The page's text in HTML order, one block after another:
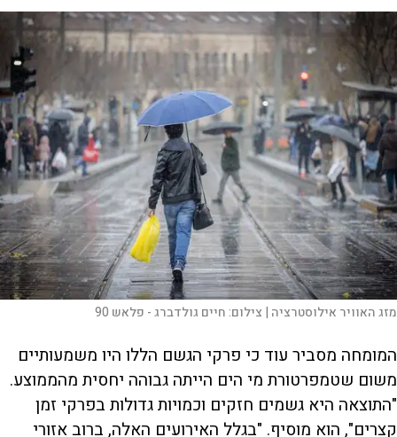
מזג האוויר אילוסטרציה | צילום:חיים גולדברג - פלאש 90
המומחה מסביר עוד כי פרקי הגשם הללו היו משמעותיים
משום שטמפרטורת מי הים הייתה גבוהה יחסית מהממוצע.
"התוצאה היא גשמים חזקים וכמויות גדולות בפרקי זמן
קצרים", הוא מוסיף. "בגלל האירועים האלה, ברוב אזורי